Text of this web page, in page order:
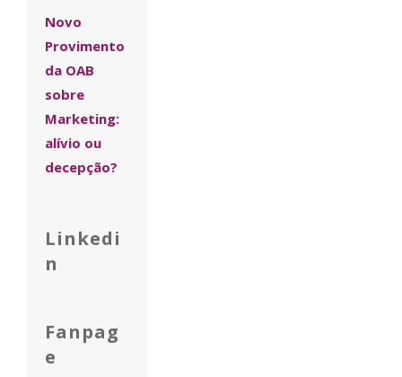
Novo
Provimento
da OAB
sobre
Marketing:
alívio ou
decepção?
Linkedi
n
Fanpag
e